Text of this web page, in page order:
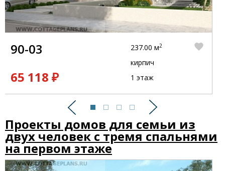
Предыдущий Следующий
90-03
65 118 ₽
237.00 м2
кирпич
1 этаж
Проекты домов для семьи из
двух человек с тремя спальнями
на первом этаже